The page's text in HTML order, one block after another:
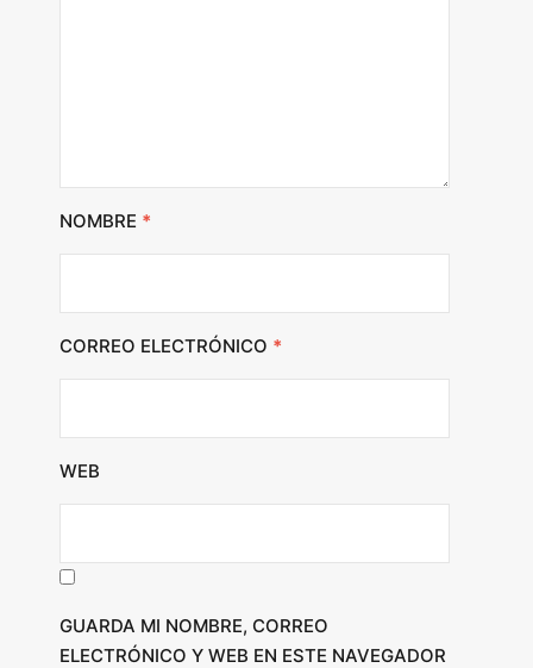
NOMBRE *
CORREO ELECTRÓNICO *
WEB
GUARDA MI NOMBRE, CORREO
ELECTRÓNICO Y WEB EN ESTE NAVEGADOR